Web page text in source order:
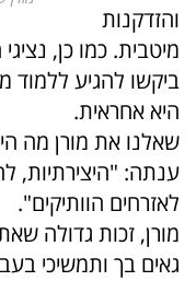
והזדקנות
מיטבית. כמו כן,
ביקשו להגיע ללמוד
היא אחראית.
שאלנו את מורן מה
ענתה: "היצירתיות,
לאזרחים הוותיקים".
מורן, זכות גדולה
גאים בך ותמשיכי